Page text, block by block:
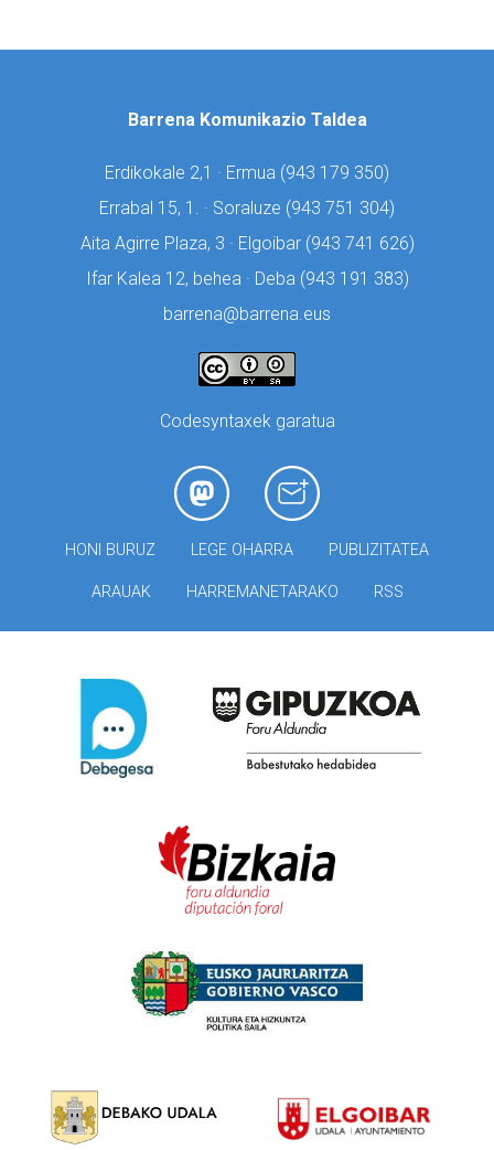
Barrena Komunikazio Taldea
Erdikokale 2,1 · Ermua (943 179 350)
Errabal 15, 1. · Soraluze (943 751 304)
Aita Agirre Plaza, 3 · Elgoibar (943 741 626)
Ifar Kalea 12, behea · Deba (943 191 383)
barrena@barrena.eus
Codesyntaxek garatua
HONI BURUZ LEGE OHARRA PUBLIZITATEA
ARAUAK HARREMANETARAKO RSS